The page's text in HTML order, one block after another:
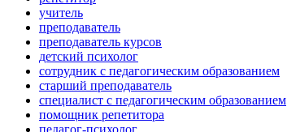
учитель
преподаватель
преподаватель курсов
детский психолог
сотрудник с педагогическим образованием
старший преподаватель
специалист с педагогическим образованием
помощник репетитора